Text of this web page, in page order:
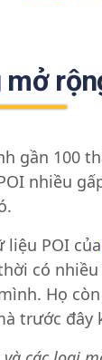
gần 100
nhiều
POI của
có
Họ
trước đây